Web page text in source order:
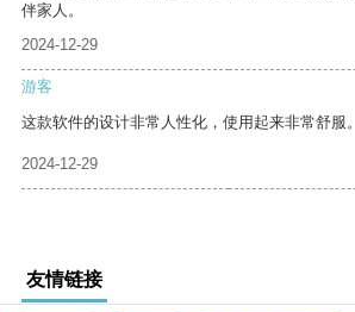
伴家人。
2024-12-29
游客
这款软件的设计非常人性化，使用起来非常舒服。
2024-12-29
友情链接